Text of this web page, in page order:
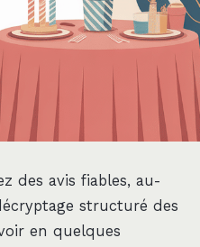
des avis fiables, au-
structuré des
en quelques